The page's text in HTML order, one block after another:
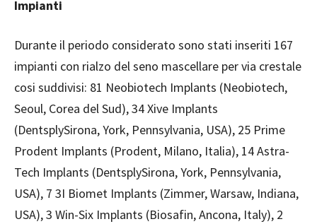
Impianti
Durante il periodo considerato sono stati inseriti 167
impianti con rialzo del seno mascellare per via crestale
cosi suddivisi: 81 Neobiotech Implants (Neobiotech,
Seoul, Corea del Sud), 34 Xive Implants
(DentsplySirona, York, Pennsylvania, USA), 25 Prime
Prodent Implants (Prodent, Milano, Italia), 14 Astra-
Tech Implants (DentsplySirona, York, Pennsylvania,
USA), 7 3I Biomet Implants (Zimmer, Warsaw, Indiana,
USA), 3 Win-Six Implants (Biosafin, Ancona, Italy), 2